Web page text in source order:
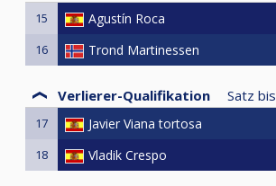
15 Agustín Roca
16 Trond Martinessen
Verlierer-Qualifikation Satz bis
17 Javier Viana tortosa
18 Vladik Crespo